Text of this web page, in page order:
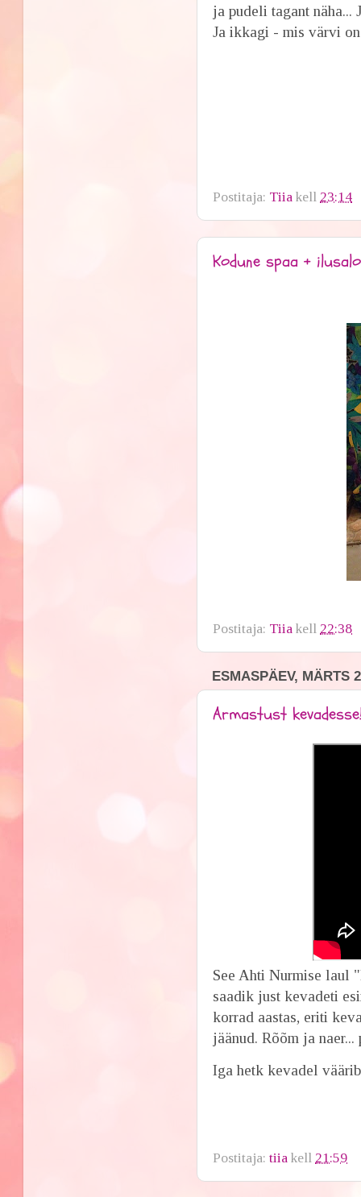
ja pudeli tagant
Ja ikkagi - mis värvi
Postitaja: Tiia kell 23:14
Kodune spaa +
Postitaja: Tiia kell 22:38
ESMASPÄEV, MÄRTS
Armastust
See Ahti Nurmise laul
saadik just kevadeti
korrad aastas, eriti
jäänud. Rõõm ja
Iga hetk kevadel
Postitaja:tiia kell 21:59